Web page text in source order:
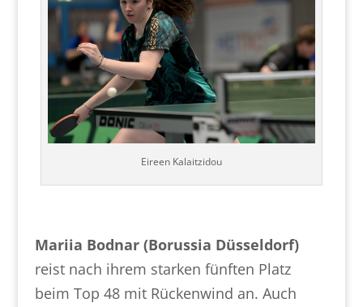
Eireen Kalaitzidou
Mariia Bodnar (Borussia Düsseldorf)
reist nach ihrem starken fünften Platz
beim Top 48 mit Rückenwind an. Auch